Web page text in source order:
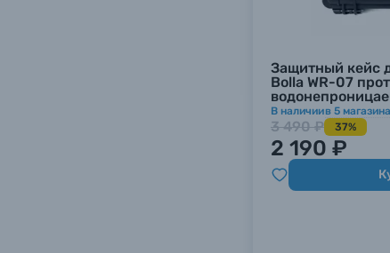
Защитный кейс
Bolla WR-07
В наличиив 5
3 490 ₽ 37%
2 190 ₽